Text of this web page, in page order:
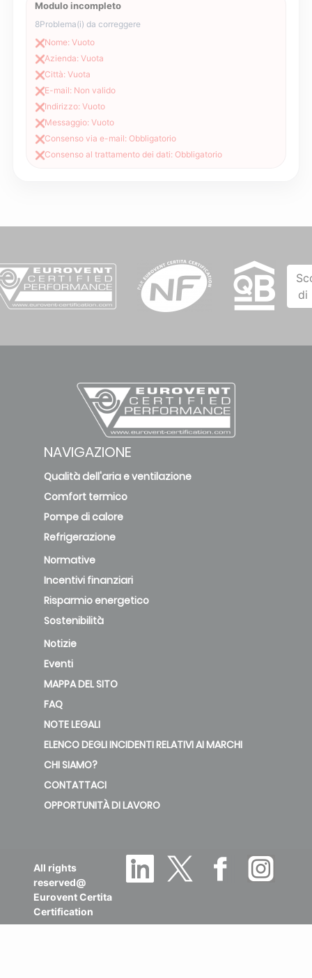
Modulo incompleto
8Problema(i) da correggere
❌Nome: Vuoto
❌Azienda: Vuota
❌Città: Vuota
❌E-mail: Non valido
❌Indirizzo: Vuoto
❌Messaggio: Vuoto
❌Consenso via e-mail: Obbligatorio
❌Consenso al trattamento dei dati: Obbligatorio
di
NAVIGAZIONE
Qualità dell'aria e ventilazione
Comfort termico
Pompe di calore
Refrigerazione
Normative
Incentivi finanziari
Risparmio energetico
Sostenibilità
Notizie
Eventi
MAPPA DEL SITO
FAQ
NOTE LEGALI
ELENCO DEGLI INCIDENTI RELATIVI AI MARCHI
CHI SIAMO?
CONTATTACI
OPPORTUNITÀ DI LAVORO
All rights
reserved@
Eurovent Certita
Certification